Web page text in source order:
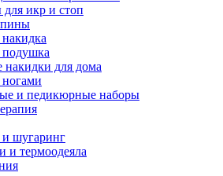
икр и стоп
для дома
ногами
и педикюрные наборы
шугаринг
и термоодеяла